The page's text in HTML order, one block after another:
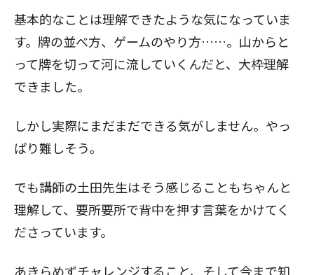
基本的なことは理解できたような気になっていま
す。牌の並べ方、ゲームのやり方……。山からと
って牌を切って河に流していくんだと、大枠理解
できました。
しかし実際にまだまだできる気がしません。やっ
ぱり難しそう。
でも講師の土田先生はそう感じることもちゃんと
理解して、要所要所で背中を押す言葉をかけてく
ださっています。
あきらめずチャレンジすること、そして今まで知